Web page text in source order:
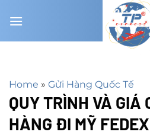
đến
Home » Gửi Hàng Quốc Tế
QUY TRÌNH VÀ GIÁ
HÀNG ĐI MỸ